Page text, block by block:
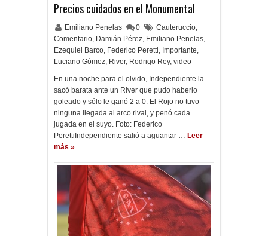
Precios cuidados en el Monumental
Emiliano Penelas 0 Cauteruccio,
Comentario, Damián Pérez, Emiliano Penelas,
Ezequiel Barco, Federico Peretti, Importante,
Luciano Gómez, River, Rodrigo Rey, video
En una noche para el olvido, Independiente la
sacó barata ante un River que pudo haberlo
goleado y sólo le ganó 2 a 0. El Rojo no tuvo
ninguna llegada al arco rival, y penó cada
jugada en el suyo. Foto: Federico
PerettiIndependiente salió a aguantar … Leer
más »